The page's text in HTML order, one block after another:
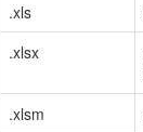
.xls
.xlsx
.xlsm